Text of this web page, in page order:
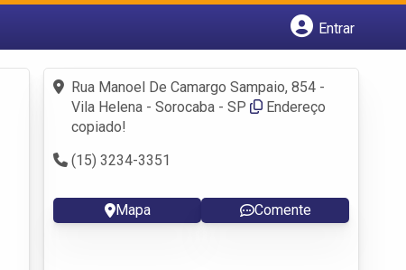
Entrar
Fazer login
Criar conta
Rua Manoel De Camargo Sampaio, 854 -
Vila Helena - Sorocaba - SP
Endereço
copiado!
(15) 3234-3351
Mapa Comente